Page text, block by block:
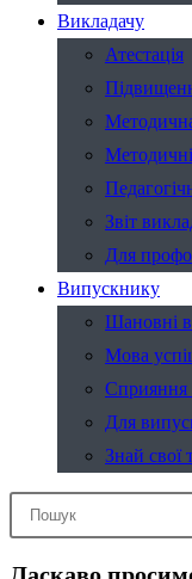
Викладачу
Атестація
Звіт
Для
Випускнику
Шановні
Мова
Сприяння
Для
Знай свої